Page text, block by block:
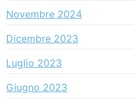
Novembre 2024
Dicembre 2023
Luglio 2023
Giugno 2023